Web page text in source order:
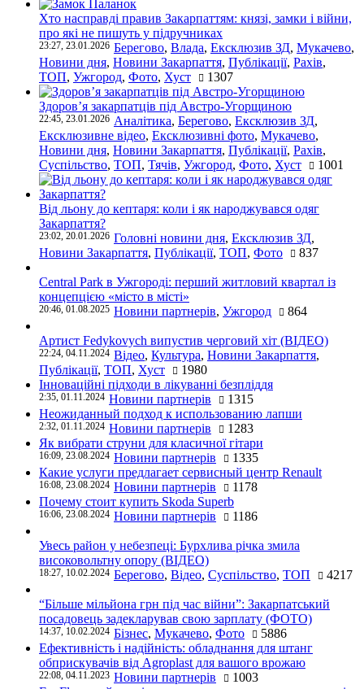
Хто насправді правив Закарпаттям: князі, замки і війни,
про які не пишуть у підручниках
23:27, 23.01.2026 Берегово, Влада, Ексклюзив ЗД, Мукачево,
Новини дня, Новини Закарпаття, Публікації, Рахів,
ТОП, Ужгород, Фото, Хуст 1307
Здоров’я закарпатців під Австро-Угорщиною
22:45, 23.01.2026 Аналітика, Берегово, Ексклюзив ЗД,
Ексклюзивне відео, Ексклюзивні фото, Мукачево,
Новини дня, Новини Закарпаття, Публікації, Рахів,
Суспільство, ТОП, Тячів, Ужгород, Фото, Хуст 1001
Від льону до кептаря: коли і як народжувався одяг
Закарпаття?
23:02, 20.01.2026 Головні новини дня, Ексклюзив ЗД,
Новини Закарпаття, Публікації, ТОП, Фото 837
Central Park в Ужгороді: перший житловий квартал із
концепцією «місто в місті»
20:46, 01.08.2025 Новини партнерів, Ужгород 864
Артист Fedykovych випустив черговий хіт (ВІДЕО)
22:24, 04.11.2024 Відео, Культура, Новини Закарпаття,
Публікації, ТОП, Хуст
1980
Інноваційні підходи в лікуванні безпліддя
2:35, 01.11.2024 Новини партнерів
1315
Неожиданный подход к использованию лапши
2:32, 01.11.2024 Новини партнерів
1283
Як вибрати струни для класичної гітари
16:09, 23.08.2024 Новини партнерів
1335
Какие услуги предлагает сервисный центр Renault
16:08, 23.08.2024 Новини партнерів
1178
Почему стоит купить Skoda Superb
16:06, 23.08.2024 Новини партнерів 1186
Увесь район у небезпеці: Бурхлива річка змила
високовольтну опору (ВІДЕО)
18:27, 10.02.2024 Берегово, Відео, Суспільство, ТОП 4217
“Більше мільйона грн під час війни”: Закарпатський
посадовець задекларував свою зарплату (ФОТО)
14:37, 10.02.2024 Бізнес, Мукачево, Фото
5886
Ефективність і надійність: обладнання для штанг
обприскувачів від Agroplast для вашого врожаю
22:08, 04.11.2023 Новини партнерів
1003